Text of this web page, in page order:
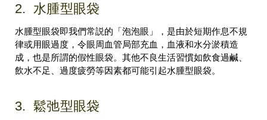
2. 水腫型眼袋
水腫型眼袋即我們常説的「泡泡眼」，是由於短期作息不規
律或用眼過度，令眼周血管局部充血，血液和水分淤積造
成，也是所謂的假性眼袋。其他不良生活習慣如飲食過鹹、
飲水不足、過度疲勞等因素都可能引起水腫型眼袋。
3. 鬆弛型眼袋